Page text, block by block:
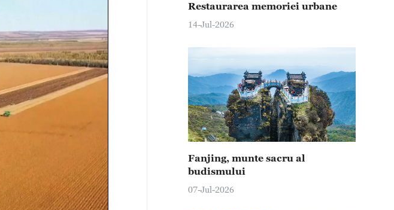
Restaurarea memoriei urbane
14-Jul-2026
Fanjing, munte sacru al
budismului
07-Jul-2026